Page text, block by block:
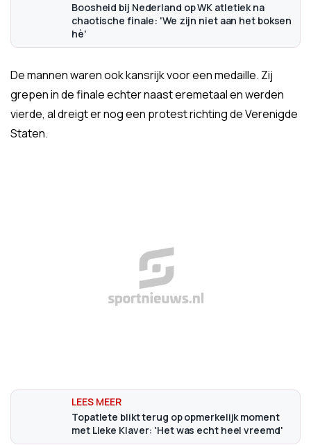
Boosheid bij Nederland op WK atletiek na
chaotische finale: 'We zijn niet aan het boksen
hè'
De mannen waren ook kansrijk voor een medaille. Zij
grepen in de finale echter naast eremetaal en werden
vierde, al dreigt er nog een protest richting de Verenigde
Staten.
Topatlete blikt terug op opmerkelijk moment
met Lieke Klaver: 'Het was echt heel vreemd'